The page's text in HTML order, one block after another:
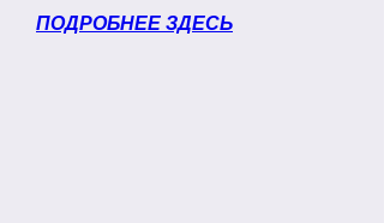
ПОДРОБНЕЕ ЗДЕСЬ